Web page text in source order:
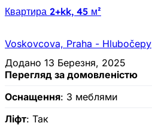
Квартира 2+kk, 45 м²
Voskovcova, Praha - Hlubočepy
Додано 13 Березня, 2025
Перегляд за домовленістю
Оснащення: З меблями
Ліфт: Так